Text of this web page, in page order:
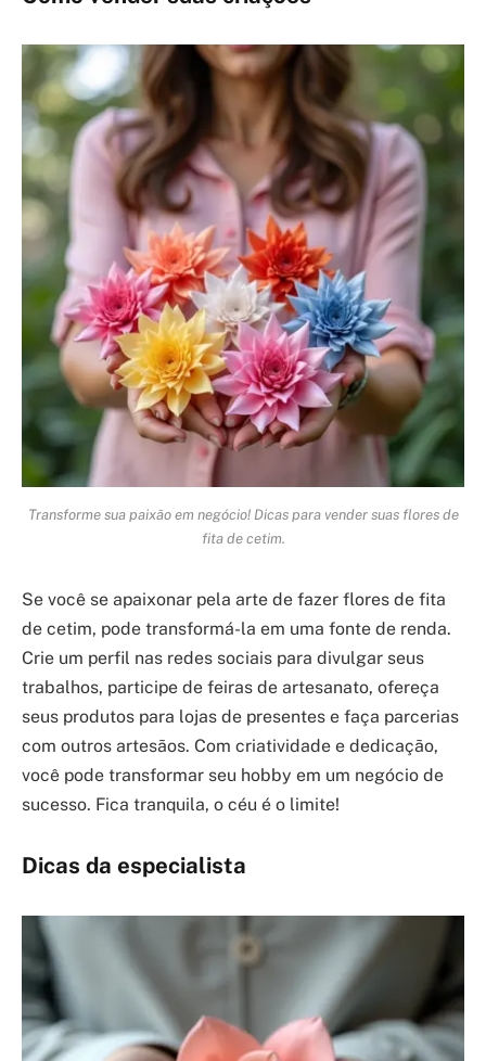
Transforme sua paixão em negócio! Dicas para vender suas flores de
fita de cetim.
Se você se apaixonar pela arte de fazer flores de fita
de cetim, pode transformá-la em uma fonte de renda.
Crie um perfil nas redes sociais para divulgar seus
trabalhos, participe de feiras de artesanato, ofereça
seus produtos para lojas de presentes e faça parcerias
com outros artesãos. Com criatividade e dedicação,
você pode transformar seu hobby em um negócio de
sucesso. Fica tranquila, o céu é o limite!
Dicas da especialista